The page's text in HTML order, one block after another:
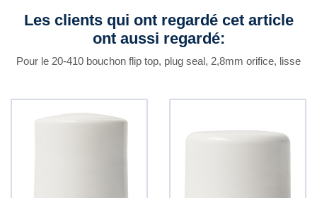
Les clients qui ont regardé cet article
ont aussi regardé:
Pour le 20-410 bouchon flip top, plug seal, 2,8mm orifice, lisse